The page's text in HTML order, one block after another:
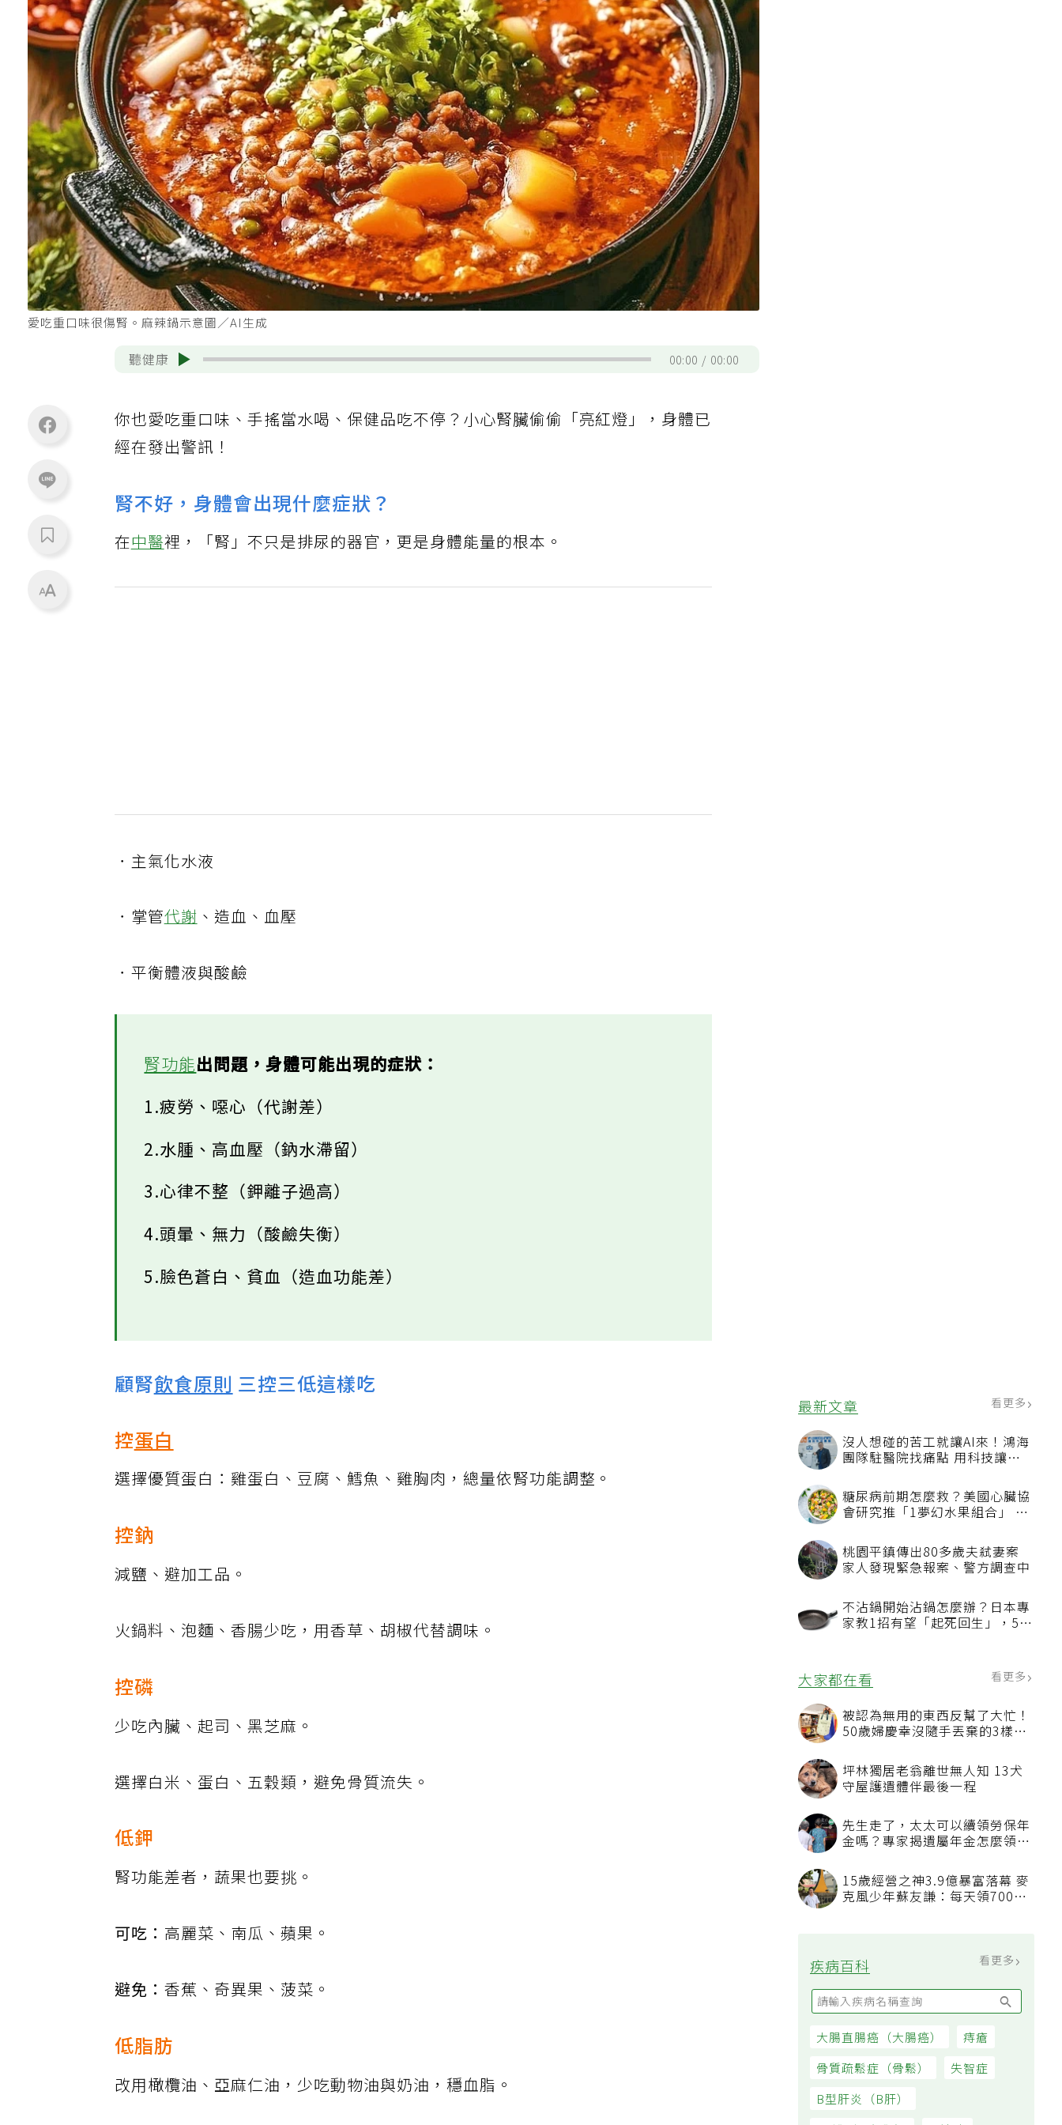
最新文章 看更多
沒人想碰的苦工就讓AI來！鴻海
團隊駐醫院找痛點 用科技讓醫
糖尿病前期怎麼救？美國心臟協
會研究推「1夢幻水果組合」 酪
桃園平鎮傳出80多歲夫弒妻案
家人發現緊急報案、警方調查中
不沾鍋開始沾鍋怎麼辦？日本專
家教1招有望「起死回生」，5情
大家都在看
被認為無用的東西反幫了大忙！
50歲婦慶幸沒隨手丟棄的3樣物
坪林獨居老翁離世無人知 13犬
守屋護遺體伴最後一程
先生走了，太太可以續領勞保年
看順位還要看資格
15歲經營之神3.9億暴富落幕 麥
疾病百科
愛吃重口味很傷腎。麻辣鍋示意圖／AI生成
聽健康 00:00 00:00
你也愛吃重口味、手搖當水喝、保健品吃不停？小心腎臟偷偷「亮紅燈」，身體已
經在發出警訊！
腎不好，身體會出現什麼症狀？
在中醫裡，「腎」不只是排尿的器官，更是身體能量的根本。
．主氣化水液
．掌管代謝 、造血、血壓
．平衡體液與酸鹼
腎功能出問題，身體可能出現的症狀：
1.疲勞、噁心（代謝差）
2.水腫、高血壓（鈉水滯留）
3.心律不整（鉀離子過高）
4.頭暈、無力（酸鹼失衡）
5.臉色蒼白、貧血（造血功能差）
顧腎飲食原則三控三低這樣吃
控蛋白
選擇優質蛋白：雞蛋白、豆腐、鱈魚、雞胸肉，總量依腎功能調整。
控鈉
減鹽、避加工品。
火鍋料、泡麵、香腸少吃，用香草、胡椒代替調味。
控磷
少吃內臟、起司、黑芝麻。
選擇白米、蛋白、五穀類，避免骨質流失。
低鉀
腎功能差者，蔬果也要挑。
可吃： 高麗菜、南瓜、蘋果。
避免： 香蕉、奇異果、菠菜。
低脂肪
改用橄欖油、亞麻仁油，少吃動物油與奶油，穩血脂。